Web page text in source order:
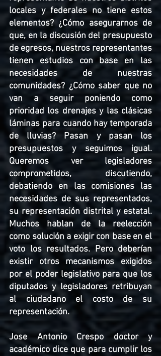
locales y federales no tiene estos
elementos? ¿Cómo asegurarnos de
que, en la discusión del presupuesto
de egresos, nuestros representantes
tienen estudios con base en las
necesidades de nuestras
comunidades? ¿Cómo saber que no
van a seguir poniendo como
prioridad los drenajes y las clásicas
láminas para cuando hay temporada
de lluvias? Pasan y pasan los
presupuestos y seguimos igual.
Queremos ver legisladores
comprometidos, discutiendo,
debatiendo en las comisiones las
necesidades de sus representados,
su representación distrital y estatal.
Muchos hablan de la reelección
como solución a exigir con base en el
voto los resultados. Pero deberían
existir otros mecanismos exigidos
por el poder legislativo para que los
diputados y legisladores retribuyan
al ciudadano el costo de su
representación.
Jose Antonio Crespo doctor y
académico dice que para cumplir los